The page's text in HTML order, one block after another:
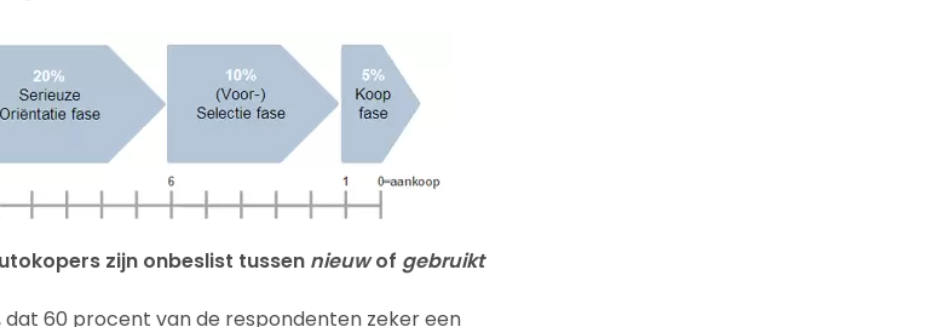
zijn onbeslist tussen nieuwof gebruikt
60 procent van de respondenten zeker een